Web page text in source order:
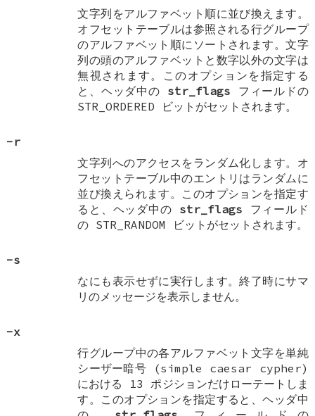
文字列をアルファベット順に並び換えます。
オフセットテーブルは参照される行グループ
のアルファベット順にソートされます。文字
列の頭のアルファベットと数字以外の文字は
無視されます。このオプションを指定する
と、ヘッダ中の str_flags フィールドの
STR_ORDERED ビットがセットされます。
-r
文字列へのアクセスをランダム化します。オ
フセットテーブル中のエントリはランダムに
並び換えられます。このオプションを指定す
ると、ヘッダ中の str_flags フィールド
の STR_RANDOM ビットがセットされます。
-s
なにも表示せずに実行します。終了時にサマ
リのメッセージを表示しません。
-x
行グループ中の各アルファベット文字を単純
シーザー暗号 (simple caesar cypher)
における 13 ポジションだけローテートしま
す。このオプションを指定すると、ヘッダ中